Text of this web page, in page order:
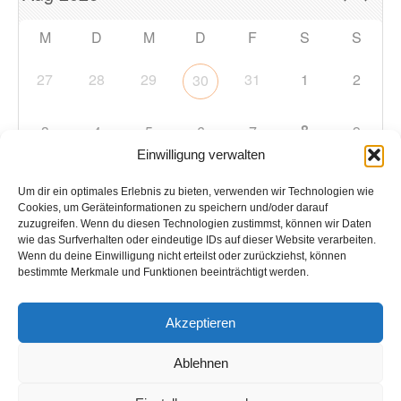
Einwilligung verwalten
Um dir ein optimales Erlebnis zu bieten, verwenden wir Technologien wie
Cookies, um Geräteinformationen zu speichern und/oder darauf
zuzugreifen. Wenn du diesen Technologien zustimmst, können wir Daten
wie das Surfverhalten oder eindeutige IDs auf dieser Website verarbeiten.
Wenn du deine Einwilligung nicht erteilst oder zurückziehst, können
bestimmte Merkmale und Funktionen beeinträchtigt werden.
Akzeptieren
Ablehnen
M D M D F S S
27 28 29 30 31 1 2
3 4 5 6 7 8 9
10 11 12 13 14 15
17 18 19 20 21 22 23
31 1 2 3 4 5 6